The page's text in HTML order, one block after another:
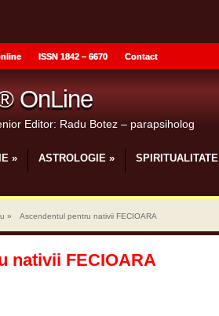
ISSN 1842 – 6670 Contact
OnLine
Editor: Radu Botez – parapsiholog
» ASTROLOGIE» SPIRITUALITATE
» Ascendentul pentru nativii FECIOARA
nativii FECIOARA